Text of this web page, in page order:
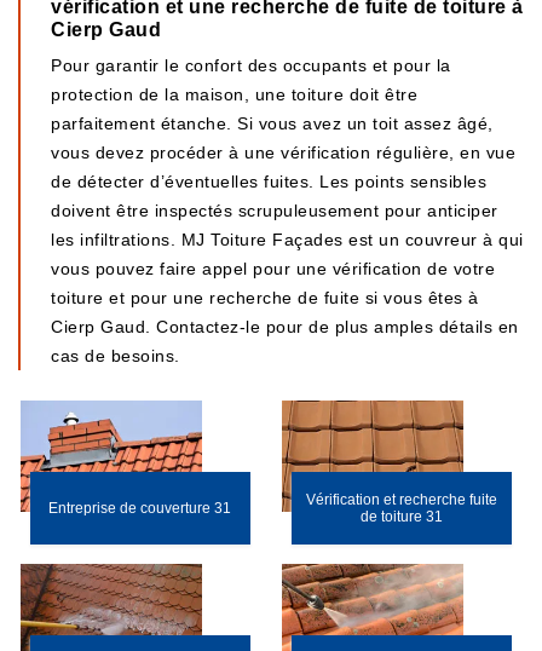
vérification et une recherche de fuite de toiture à
Cierp Gaud
Pour garantir le confort des occupants et pour la
protection de la maison, une toiture doit être
parfaitement étanche. Si vous avez un toit assez âgé,
vous devez procéder à une vérification régulière, en vue
de détecter d’éventuelles fuites. Les points sensibles
doivent être inspectés scrupuleusement pour anticiper
les infiltrations. MJ Toiture Façades est un couvreur à qui
vous pouvez faire appel pour une vérification de votre
toiture et pour une recherche de fuite si vous êtes à
Cierp Gaud. Contactez-le pour de plus amples détails en
cas de besoins.
Entreprise de couverture 31
Vérification et recherche fuite
de toiture 31